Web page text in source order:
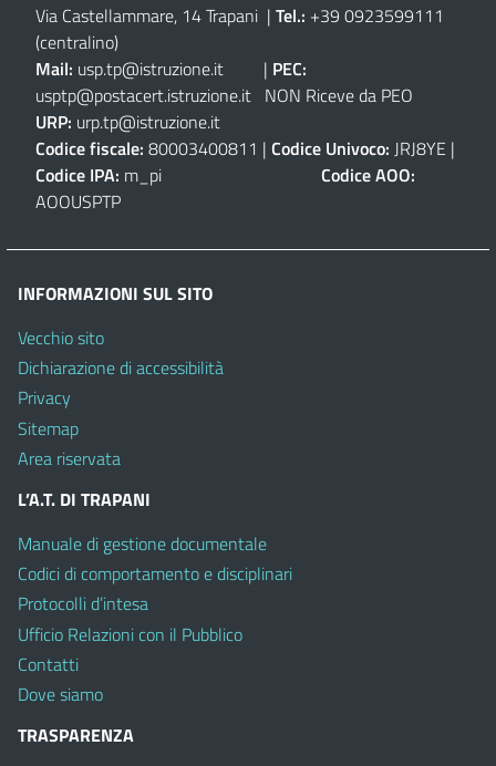
Via Castellammare, 14 Trapani | Tel.: +39 0923599111
(centralino)
Mail: usp.tp@istruzione.it | PEC:
usptp@postacert.istruzione.it NON Riceve da PEO
URP: urp.tp@istruzione.it
Codice fiscale: 80003400811 | Codice Univoco: JRJ8YE |
Codice IPA: m_pi Codice AOO:
AOOUSPTP
INFORMAZIONI SUL SITO
Vecchio sito
Dichiarazione di accessibilità
Privacy
Sitemap
Area riservata
L’A.T. DI TRAPANI
Manuale di gestione documentale
Codici di comportamento e disciplinari
Protocolli d’intesa
Ufficio Relazioni con il Pubblico
Contatti
Dove siamo
TRASPARENZA